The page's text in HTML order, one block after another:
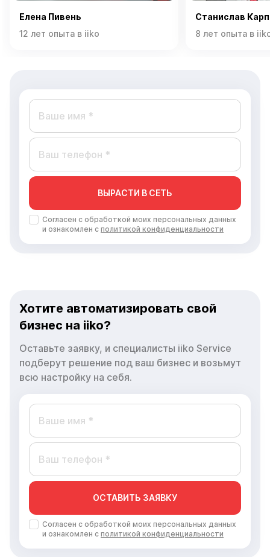
Елена Пивень
12 лет опыта в iiko
Станислав
8 лет опыта в
ВЫРАСТИ В СЕТЬ
Согласен с обработкой моих персональных данных
и ознакомлен с политикой конфиденциальности
Хотите автоматизировать свой
бизнес на iiko?
Оставьте заявку, и специалисты iiko Service
подберут решение под ваш бизнес и возьмут
всю настройку на себя.
ОСТАВИТЬ ЗАЯВКУ
Согласен с обработкой моих персональных данных
и ознакомлен с политикой конфиденциальности